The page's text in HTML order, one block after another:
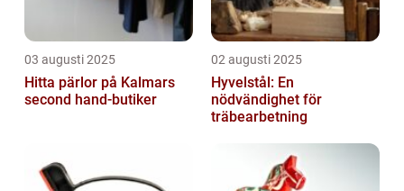
03 augusti 2025
Hitta pärlor på Kalmars
second hand-butiker
02 augusti 2025
Hyvelstål: En
nödvändighet för
träbearbetning